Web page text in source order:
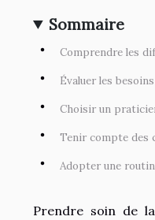
Sommaire
Comprendre les
Évaluer les
Choisir un
Tenir compte des
Adopter une
Prendre soin de